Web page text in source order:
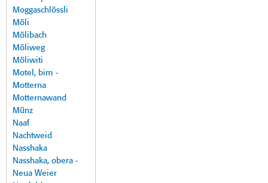
Moggaschlössli
Möli
Mölibach
Möliweg
Möliwiti
Motel, bim -
Motterna
Motternawand
Münz
Naaf
Nachtweid
Nasshaka
Nasshaka, obera -
Neua Weier